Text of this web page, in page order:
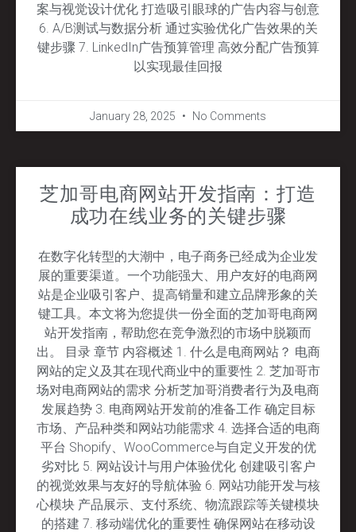
案与视觉设计优化 打造吸引眼球的广告内容与创意
6. A/B测试与数据分析 通过实验优化广告效果的关
键步骤 7. LinkedIn广告预算管理 高效分配广告预算
以实现最佳回报
January 28, 2025 No Comments
芝加哥电商网站开发指南：打造
成功在线业务的关键步骤
在数字化转型的大潮中，电子商务已经成为企业发
展的重要渠道。一个功能强大、用户友好的电商网
站是企业吸引客户、提高销量和建立品牌形象的关
键工具。本文将为您提供一份全面的芝加哥电商网
站开发指南，帮助您在竞争激烈的市场中脱颖而
出。 目录 章节 内容概述 1. 什么是电商网站？ 电商
网站的定义及其在现代商业中的重要性 2. 芝加哥市
场对电商网站的需求 分析芝加哥消费者行为及电商
发展趋势 3. 电商网站开发前的准备工作 确定目标
市场、产品种类和网站功能需求 4. 选择合适的电商
平台 Shopify、WooCommerce与自定义开发的优
劣对比 5. 网站设计与用户体验优化 创建吸引客户
的视觉效果与友好的导航体验 6. 网站功能开发与核
心模块 产品展示、支付系统、物流跟踪等关键模块
的搭建 7. 移动端优化的重要性 确保网站在移动设